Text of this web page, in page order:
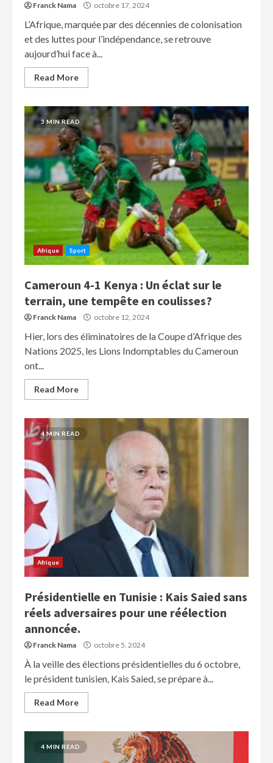
Franck Nama octobre 17, 2024
L’Afrique, marquée par des décennies de colonisation
et des luttes pour l’indépendance, se retrouve
aujourd’hui face à...
Read More
3 MIN READ
Afrique Sport
Cameroun 4-1 Kenya : Un éclat sur le
terrain, une tempête en coulisses?
Franck Nama octobre 12, 2024
Hier, lors des éliminatoires de la Coupe d’Afrique des
Nations 2025, les Lions Indomptables du Cameroun
ont...
Read More
4 MIN READ
Afrique
Présidentielle en Tunisie : Kais Saied sans
réels adversaires pour une réélection
annoncée.
Franck Nama octobre 5, 2024
À la veille des élections présidentielles du 6 octobre,
le président tunisien, Kais Saied, se prépare à...
Read More
4 MIN READ